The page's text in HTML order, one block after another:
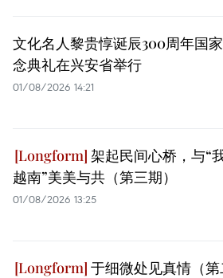
文化名人黎贵惇诞辰300周年国
念典礼在兴安省举行
01/08/2026 14:21
架起民间心桥，与“
越南”美美与共（第三期）
01/08/2026 13:25
于细微处见真情（第